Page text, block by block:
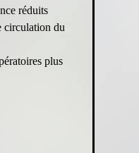
réduits
circulation du
plus